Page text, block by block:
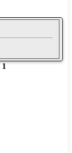
1